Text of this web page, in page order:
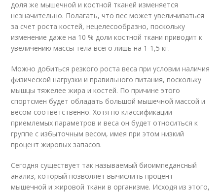
доля же мышечной и костной тканей изменяется
незначительно. Полагать, что вес может увеличиваться
за счет роста костей, нецелесообразно, поскольку
изменение даже на 10 % доли костной ткани приводит к
увеличению массы тела всего лишь на 1-1,5 кг.
Можно добиться резкого роста веса при условии наличия
физической нагрузки и правильного питания, поскольку
мышцы тяжелее жира и костей. По причине этого
спортсмен будет обладать большой мышечной массой и
весом соответственно. Хотя по классификации
приемлемых параметров и веса он будет относиться к
группе с избыточным весом, имея при этом низкий
процент жировых запасов.
Сегодня существует так называемый биоимпедансный
анализ, который позволяет вычислить процент
мышечной и жировой ткани в организме. Исходя из этого,